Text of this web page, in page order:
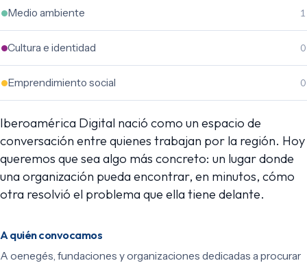
Medio ambiente 1
Cultura e identidad 0
Emprendimiento social 0
Iberoamérica Digital nació como un espacio de
conversación entre quienes trabajan por la región. Hoy
queremos que sea algo más concreto: un lugar donde
una organización pueda encontrar, en minutos, cómo
otra resolvió el problema que ella tiene delante.
A quién convocamos
A oenegés, fundaciones y organizaciones dedicadas a procurar